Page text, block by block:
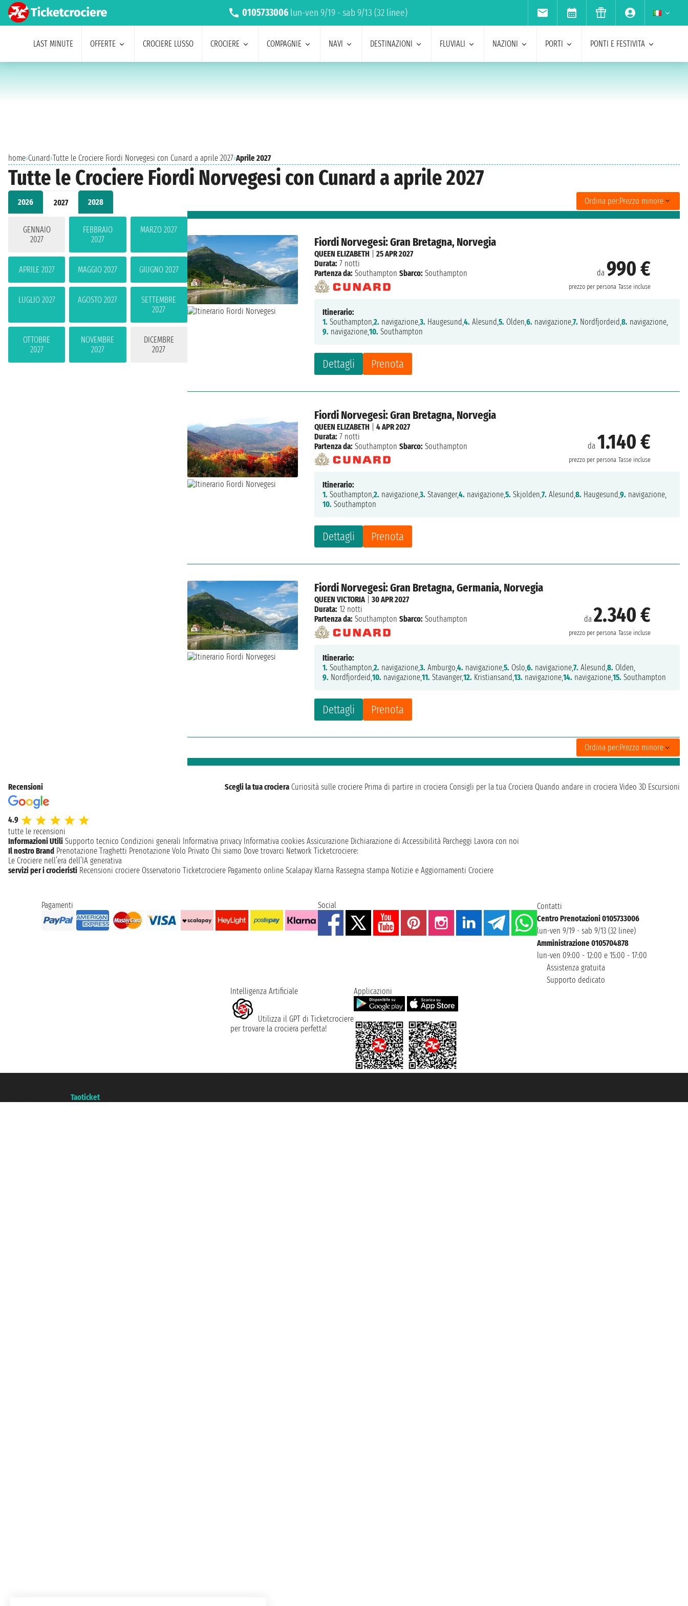
0105733006 lun-ven 9/19 - sab 9/13 (32 linee)
LAST MINUTE OFFERTE CROCIERE LUSSO CROCIERE COMPAGNIE NAVI DESTINAZIONI FLUVIALI NAZIONI PORTI PONTI E FESTIVITA
home›Cunard›Tutte le Crociere Fiordi Norvegesi con Cunard a aprile 2027›Aprile 2027
Tutte le Crociere Fiordi Norvegesi con Cunard a aprile 2027
2026 2027 2028
GENNAIO
2027
FEBBRAIO
2027
MARZO 2027
APRILE 2027 MAGGIO 2027 GIUGNO 2027
LUGLIO 2027 AGOSTO 2027
SETTEMBRE
2027
OTTOBRE
2027
NOVEMBRE
2027
DICEMBRE
2027
Ordina per:Prezzo minore
Fiordi Norvegesi: Gran Bretagna, Norvegia
da 990 €
prezzo per persona Tasse incluse
Dettagli Prenota
QUEEN ELIZABETH |25 APR 2027
Durata: 7 notti
Partenza da: Southampton Sbarco: Southampton
Itinerario:
1. Southampton,2. navigazione,3. Haugesund,4. Alesund,5. Olden,6. navigazione,7. Nordfjordeid,8. navigazione,
9. navigazione,10. Southampton
Fiordi Norvegesi: Gran Bretagna, Norvegia
da 1.140 €
prezzo per persona Tasse incluse
Dettagli Prenota
QUEEN ELIZABETH |4 APR 2027
Durata: 7 notti
Partenza da: Southampton Sbarco: Southampton
Itinerario:
1. Southampton,2. navigazione,3. Stavanger,4. navigazione,5. Skjolden,7. Alesund,8. Haugesund,9. navigazione,
10. Southampton
Fiordi Norvegesi: Gran Bretagna, Germania, Norvegia
da2.340 €
prezzo per persona Tasse incluse
Dettagli Prenota
QUEEN VICTORIA|30 APR 2027
Durata: 12 notti
Partenza da: Southampton Sbarco: Southampton
Itinerario:
1. Southampton,2. navigazione,3. Amburgo,4. navigazione,5. Oslo,6. navigazione,7. Alesund,8. Olden,
9. Nordfjordeid,10. navigazione,11. Stavanger,12. Kristiansand,13. navigazione,14. navigazione,15. Southampton
Ordina per:Prezzo minore
Recensioni
4.9
tutte le recensioni
Scegli la tua crociera Curiosità sulle crociere Prima di partire in crociera Consigli per la tua Crociera Quando andare in crociera Video 3D Escursioni
Informazioni Utili Supporto tecnico Condizioni generali Informativa privacy Informativa cookies Assicurazione Dichiarazione di Accessibilità Parcheggi Lavora con noi
Il nostro Brand Prenotazione Traghetti Prenotazione Volo Privato Chi siamo Dove trovarci Network Ticketcrociere:
Le Crociere nell’era dell’IA generativa
servizi per i crocieristi Recensioni crociere Osservatorio Ticketcrociere Pagamento online Scalapay Klarna Rassegna stampa Notizie e Aggiornamenti Crociere
Pagamenti Social
Contatti
Centro Prenotazioni 0105733006
lun-ven 9/19 - sab 9/13 (32 linee)
Amministrazione 0105704878
lun-ven 09:00 - 12:00 e 15:00 - 17:00
Assistenza gratuita
Supporto dedicato
Intelligenza Artificiale
Utilizza il GPT di Ticketcrociere
per trovare la crociera perfetta!
Applicazioni
Taoticket